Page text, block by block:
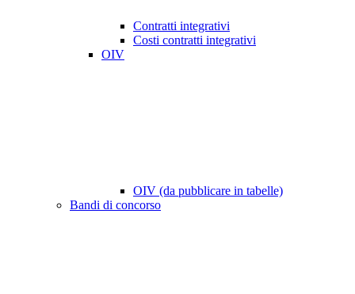
Contratti integrativi
Costi contratti integrativi
OIV
OIV (da pubblicare in tabelle)
Bandi di concorso